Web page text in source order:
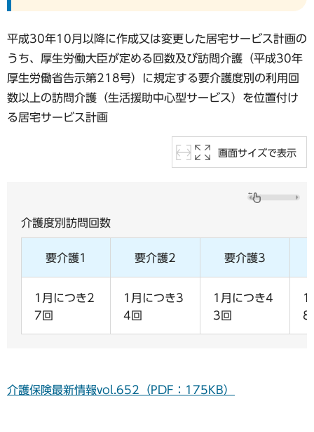
平成30年10月以降に作成又は変更した居宅サービス計画の
うち、厚生労働大臣が定める回数及び訪問介護（平成30年
厚生労働省告示第218号）に規定する要介護度別の利用回
数以上の訪問介護（生活援助中心型サービス）を位置付け
る居宅サービス計画
画面サイズで表示
介護度別訪問回数
要介護1 要介護2 要介護3
1月につき2
7回
1月につき3
4回
1月につき4
3回
1
8
介護保険最新情報vol.652（PDF：175KB）